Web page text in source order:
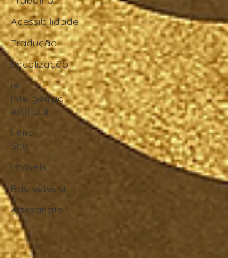
Acessibilidade
Tradução
Localização
IA -
Inteligência
Artificial
Feng
Shui
Imóveis
Radiestesia
Artesanato